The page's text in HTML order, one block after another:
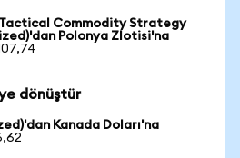
Commodity Strategy
Polonya Zlotisi'na
dönüştür
Kanada Doları'na